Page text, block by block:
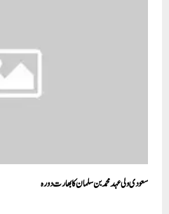
سعودی ولی عہد محمد بن سلمان کا بھارت دورہ